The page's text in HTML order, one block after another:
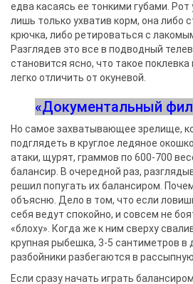
едва касаясь ее тонкими губами.
лишь только ухватив корм, она либо
крючка, либо ретироваться с
Разглядев это все в подводный
становится ясно, что такое
легко отличить от окуневой.
«Документальный
Но самое захватывающее зрелище,
подглядеть в круглое ледяное
атаки, щурят, граммов по 600-700
балансир. В очередной раз,
решил попугать их балансиром.
объясню. Дело в том, что если
себя ведут спокойно, и совсем не
«блоху». Когда же к ним сверху
крупная рыбешка, 3-5 сантиметров в
разбойники разбегаются в рассыпную.
Если сразу начать играть